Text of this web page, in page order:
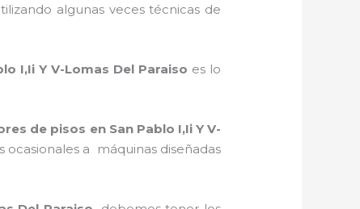
algunas veces técnicas de
I,Ii Y V-Lomas Del Paraiso es lo
de pisos en San Pablo I,Ii Y V-
ocasionales a máquinas diseñadas